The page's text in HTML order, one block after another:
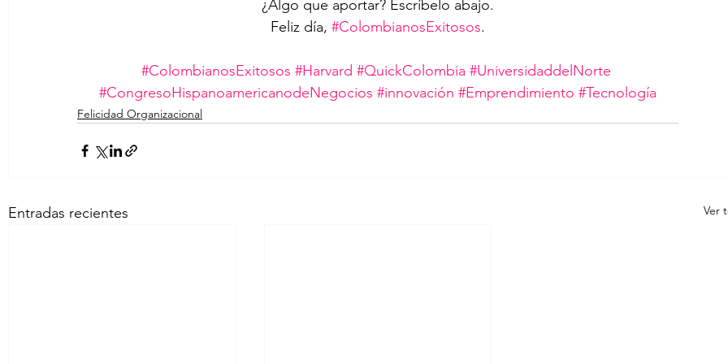
¿Algo que aportar? Escríbelo abajo.
Feliz día, #ColombianosExitosos.
#ColombianosExitosos #Harvard #QuickColombia #UniversidaddelNorte
#CongresoHispanoamericanodeNegocios #innovación #Emprendimiento #Tecnología
Felicidad Organizacional
Entradas recientes Ver